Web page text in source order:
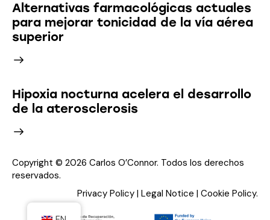
Alternativas farmacológicas actuales
para mejorar tonicidad de la vía aérea
superior
Hipoxia nocturna acelera el desarrollo
de la aterosclerosis
Copyright © 2026 Carlos O’Connor. Todos los derechos
reservados.
Privacy Policy | Legal Notice | Cookie Policy.